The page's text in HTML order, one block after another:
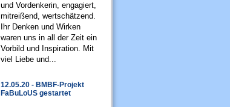
und Vordenkerin, engagiert,
mitreißend, wertschätzend.
Ihr Denken und Wirken
waren uns in all der Zeit ein
Vorbild und Inspiration. Mit
viel Liebe und...
12.05.20 - BMBF-Projekt
FaBuLoUS gestartet